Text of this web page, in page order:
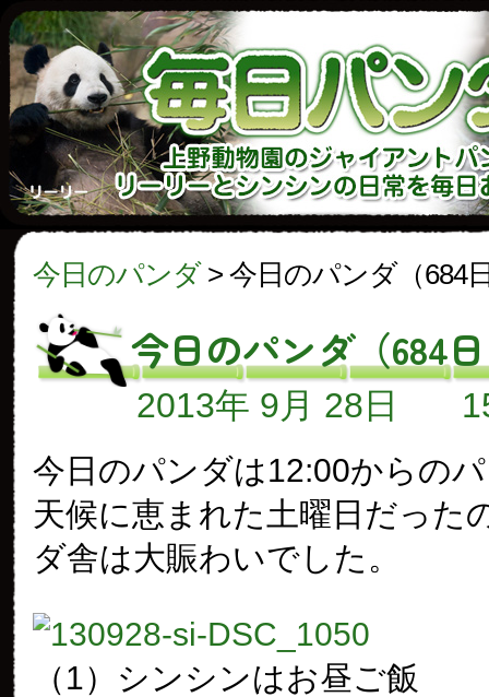
今日のパンダ> 今日のパンダ（684
今日のパンダ（684
2013年 9月 28日
今日のパンダは12:00からの
天候に恵まれた土曜日だった
ダ舎は大賑わいでした。
（1）シンシンはお昼ご飯